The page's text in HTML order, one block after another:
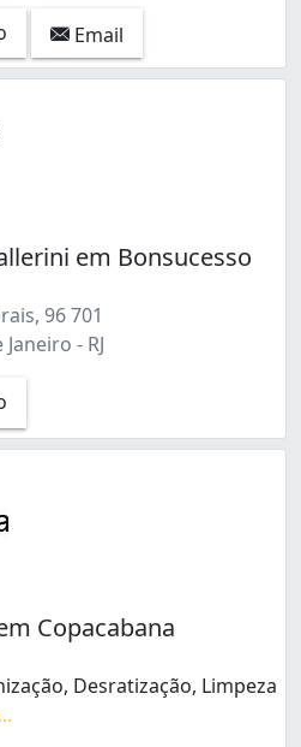
Email
em Bonsucesso
96 701
- RJ
Copacabana
Desratização, Limpeza